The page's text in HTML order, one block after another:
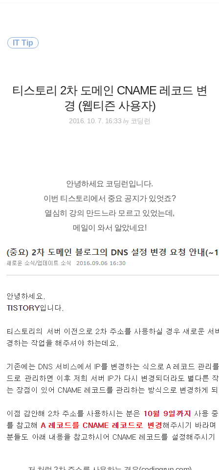
바
로
티스토리 2차 도메인 CNAME 레코드 변
경 (웹티즌 사용자)
IT Tip
2016. 10. 7. 16:33 by코딩런
안녕하세요 코딩런입니다.
이번 티스토리에서 중요 공지가 있엇죠?
열심히 강의 만드느라 모르고 있었는데,
메일이 와서 알았네요!